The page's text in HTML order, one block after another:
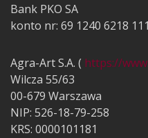
Bank PKO SA
konto nr: 69 1240 6218
Agra-Art S.A. ( https://
Wilcza 55/63
00-679 Warszawa
NIP: 526-18-79-258
KRS: 0000101181